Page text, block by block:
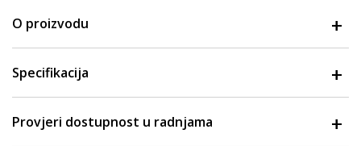
O proizvodu
Specifikacija
Provjeri dostupnost u radnjama